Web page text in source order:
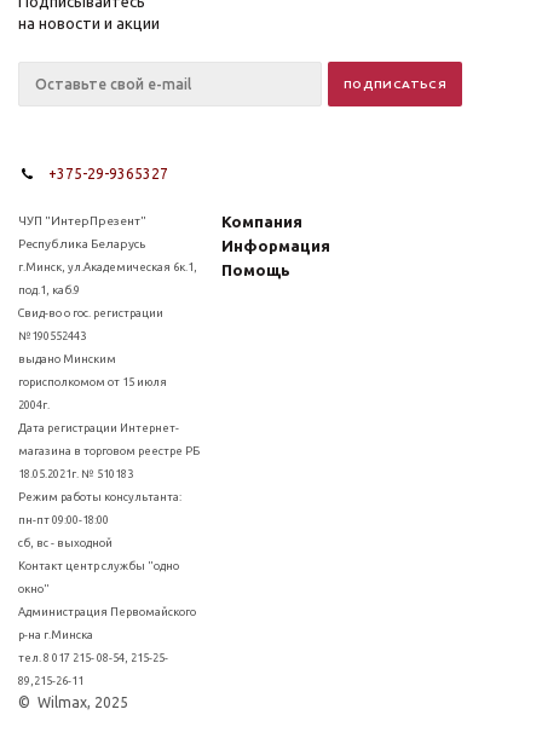
на новости и акции
+375-29-9365327
ЧУП "ИнтерПрезент"
Республика Беларусь
г.Минск, ул.Академическая 6к.1,
под.1, каб.9
Свид-во о гос. регистрации
№190552443
выдано Минским
горисполкомом от 15 июля
2004г.
Дата регистрации Интернет-
магазина в торговом реестре РБ
18.05.2021г. № 510183
Режим работы консультанта:
пн-пт 09:00-18:00
сб, вс - выходной
Контакт центр службы "одно
окно"
Администрация Первомайского
р-на г.Минска
тел. 8 017 215- 08-54, 215-25-
89,215-26-11
© Wilmax, 2025
Компания
Информация
Помощь